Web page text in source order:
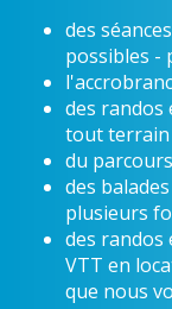
des
possibles -
des
tout terrain
du
des
plusieurs
des randos
VTT en
que nous